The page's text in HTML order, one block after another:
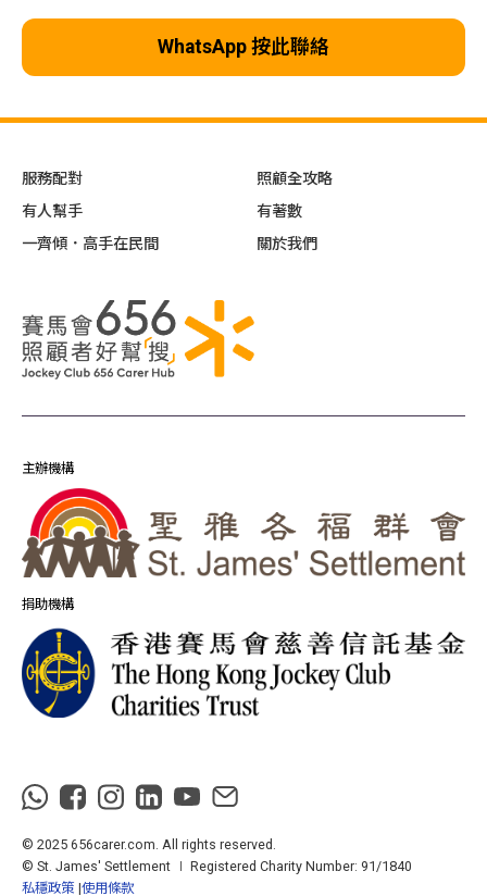
WhatsApp 按此聯絡
主辦機構
捐助機構
© 2025 656carer.com. All rights reserved.
© St. James' Settlement ∣ Registered Charity Number: 91/1840
私穩政策 使用條款
服務配對
有人幫手
一齊傾．高手在民間
照顧全攻略
有著數
關於我們